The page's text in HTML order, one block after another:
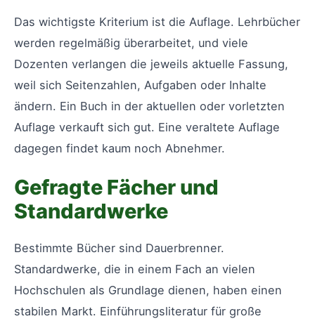
Das wichtigste Kriterium ist die Auflage. Lehrbücher
werden regelmäßig überarbeitet, und viele
Dozenten verlangen die jeweils aktuelle Fassung,
weil sich Seitenzahlen, Aufgaben oder Inhalte
ändern. Ein Buch in der aktuellen oder vorletzten
Auflage verkauft sich gut. Eine veraltete Auflage
dagegen findet kaum noch Abnehmer.
Gefragte Fächer und
Standardwerke
Bestimmte Bücher sind Dauerbrenner.
Standardwerke, die in einem Fach an vielen
Hochschulen als Grundlage dienen, haben einen
stabilen Markt. Einführungsliteratur für große